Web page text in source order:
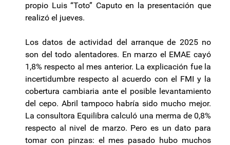
propio Luis “Toto” Caputo en la presentación que
realizó el jueves.
Los datos de actividad del arranque de 2025 no
son del todo alentadores. En marzo el EMAE cayó
1,8% respecto al mes anterior. La explicación fue la
incertidumbre respecto al acuerdo con el FMI y la
cobertura cambiaria ante el posible levantamiento
del cepo. Abril tampoco habría sido mucho mejor.
La consultora Equilibra calculó una merma de 0,8%
respecto al nivel de marzo. Pero es un dato para
tomar con pinzas: el mes pasado hubo muchos